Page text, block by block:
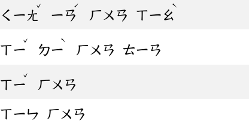
ㄑㄧㄤ
ˇ
ㄧㄢ
ˊ
ㄏㄨㄢ ㄒㄧㄠ
ˋ
ㄒㄧ
ˇ
ㄉㄧ
ˋ
ㄏㄨㄢ ㄊㄧㄢ
ㄒㄧ
ˇ
ㄏㄨㄢ
ㄒㄧㄣ ㄏㄨㄢ